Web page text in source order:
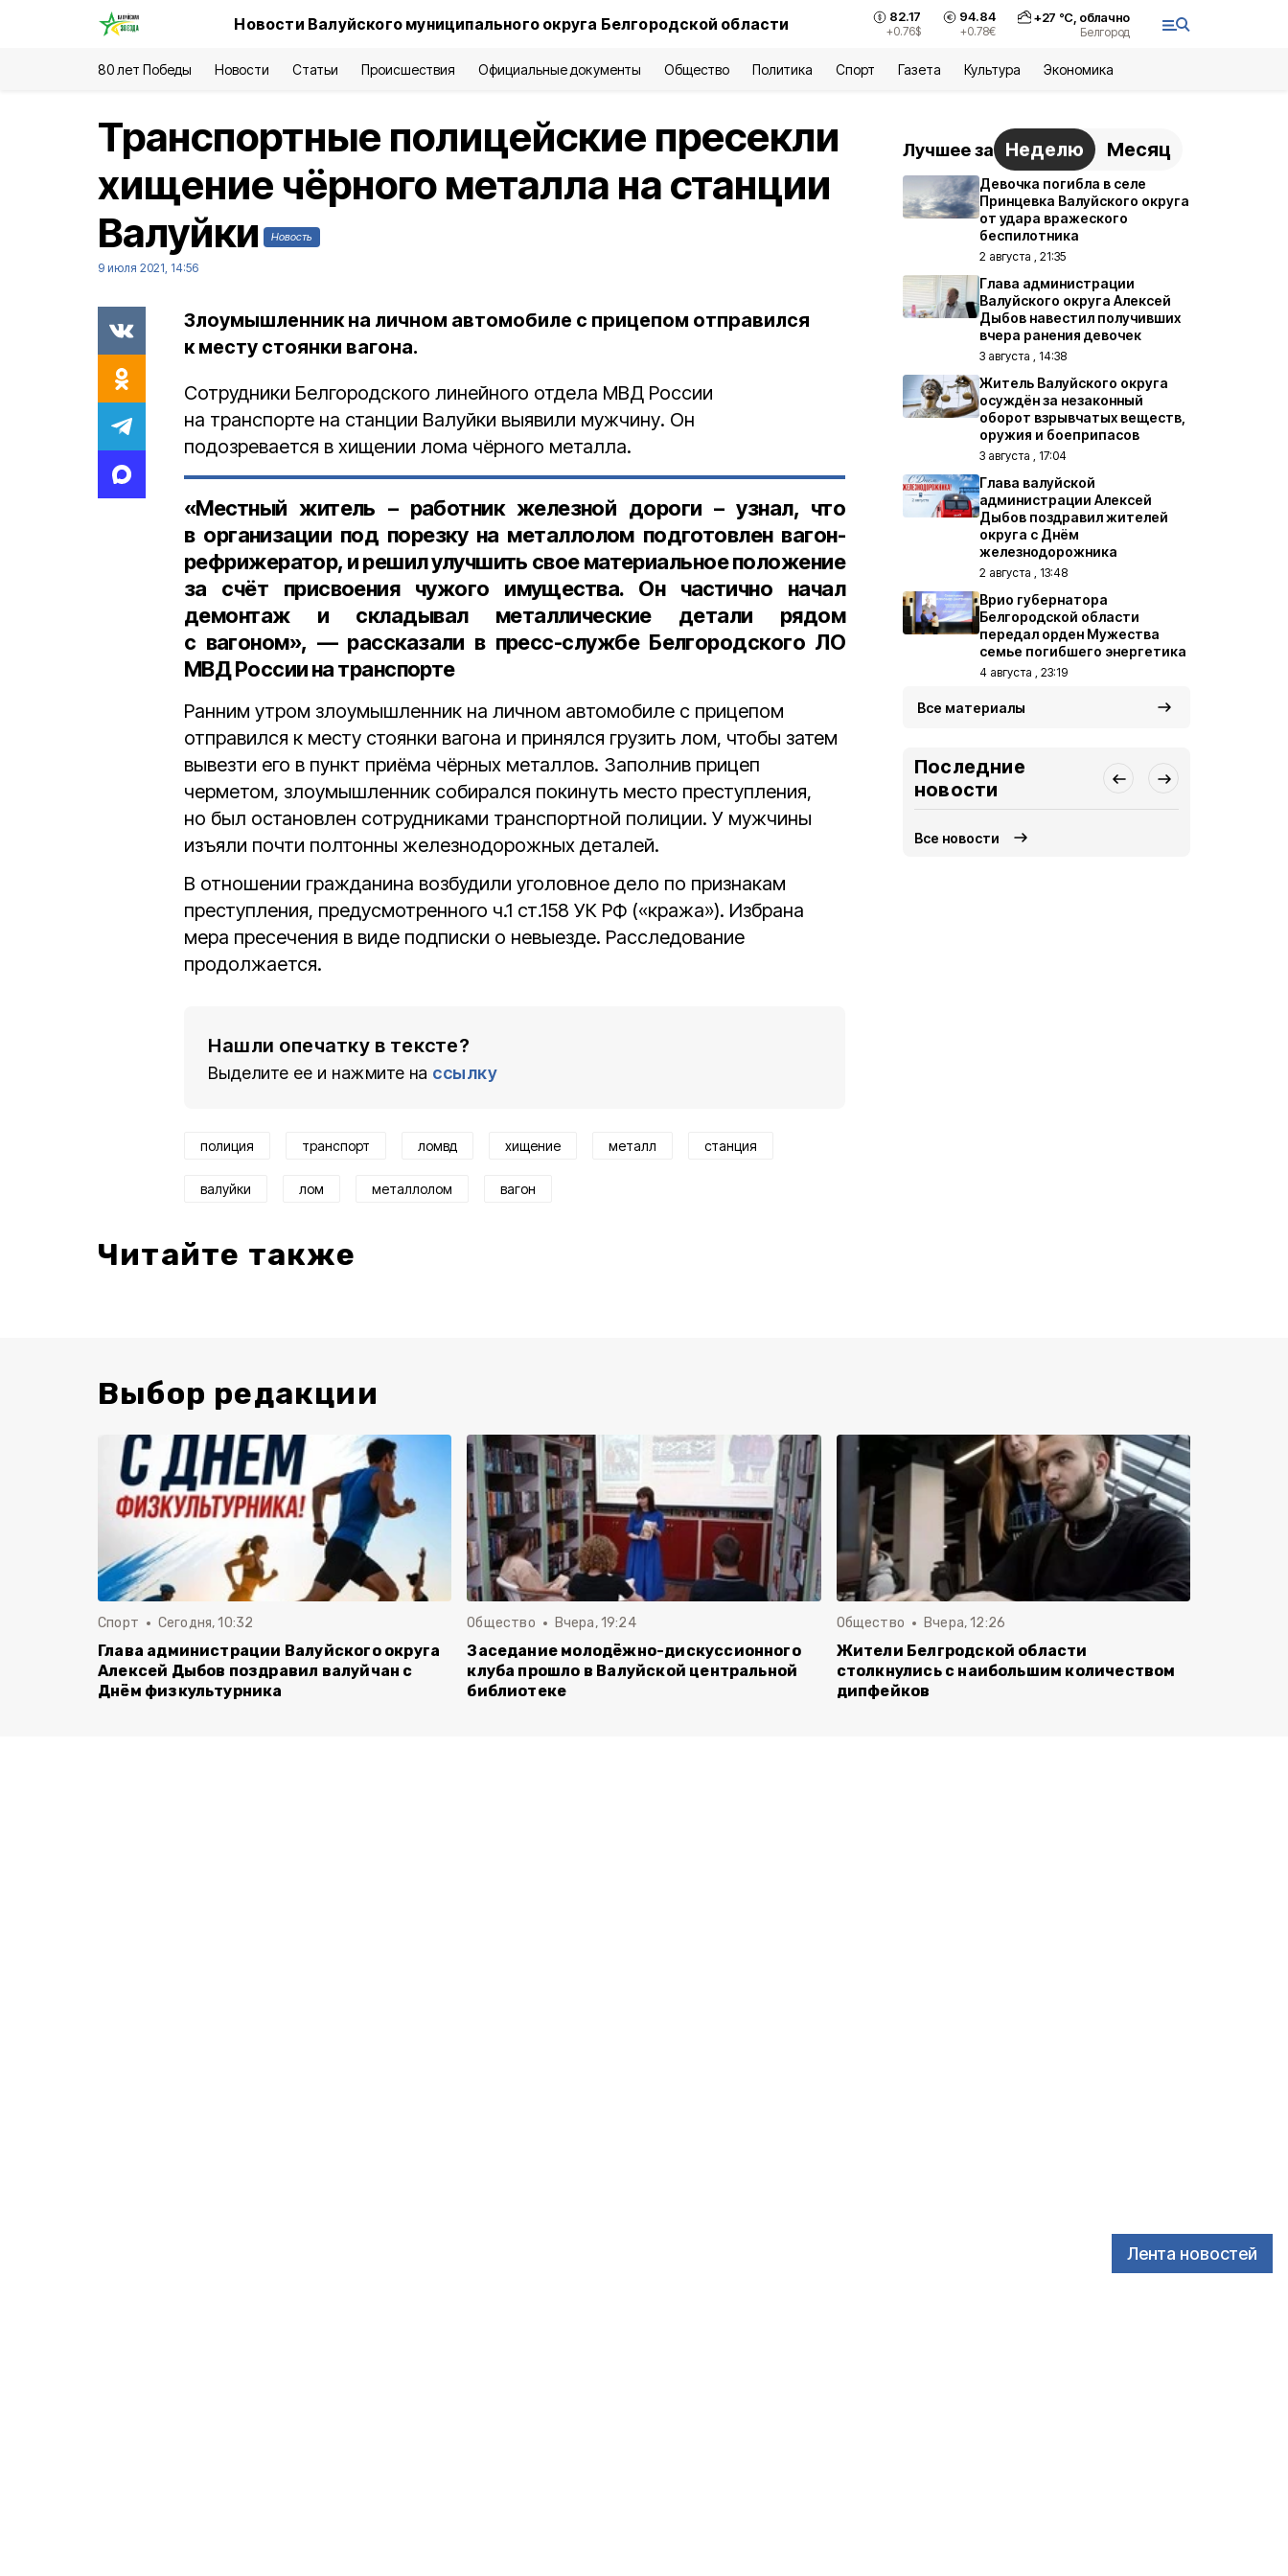
Новости Валуйского муниципального округа Белгородской области 82.17
+0.76$
94.84
+0.78€
+27 °С, облачно
Белгород
80 лет Победы Новости Статьи Происшествия Официальные документы Общество Политика Спорт Газета Культура Экономика
Лента новостей
Транспортные полицейские пресекли
хищение чёрного металла на станции
Валуйки
Новость
9 июля 2021, 14:56
Злоумышленник на личном автомобиле с прицепом отправился
к месту стоянки вагона.
Сотрудники Белгородского линейного отдела МВД России
на транспорте на станции Валуйки выявили мужчину. Он
подозревается в хищении лома чёрного металла.
«Местный житель – работник железной дороги – узнал, что
в организации под порезку на металлолом подготовлен вагон-
рефрижератор, и решил улучшить свое материальное положение
за счёт присвоения чужого имущества. Он частично начал
демонтаж и складывал металлические детали рядом
с вагоном», — рассказали в пресс-службе Белгородского ЛО
МВД России на транспорте
Ранним утром злоумышленник на личном автомобиле с прицепом
отправился к месту стоянки вагона и принялся грузить лом, чтобы затем
вывезти его в пункт приёма чёрных металлов. Заполнив прицеп
черметом, злоумышленник собирался покинуть место преступления,
но был остановлен сотрудниками транспортной полиции. У мужчины
изъяли почти полтонны железнодорожных деталей.
В отношении гражданина возбудили уголовное дело по признакам
преступления, предусмотренного ч.1 ст.158 УК РФ («кража»). Избрана
мера пресечения в виде подписки о невыезде. Расследование
продолжается.
Нашли опечатку в тексте?
Выделите ее и нажмите на ссылку
полиция транспорт ломвд хищение металл станция
валуйки лом металлолом вагон
Читайте также
Лучшее за Неделю Месяц
Девочка погибла в селе
Принцевка Валуйского округа
от удара вражеского
беспилотника
2 августа , 21:35
Глава администрации
Валуйского округа Алексей
Дыбов навестил получивших
вчера ранения девочек
3 августа , 14:38
Житель Валуйского округа
осуждён за незаконный
оборот взрывчатых веществ,
оружия и боеприпасов
3 августа , 17:04
Глава валуйской
администрации Алексей
Дыбов поздравил жителей
округа с Днём
железнодорожника
2 августа , 13:48
Врио губернатора
Белгородской области
передал орден Мужества
семье погибшего энергетика
4 августа , 23:19
Все материалы
Последние
новости
Все новости
Выбор редакции
Спорт Сегодня, 10:32
Глава администрации Валуйского округа
Алексей Дыбов поздравил валуйчан с
Днём физкультурника
Общество Вчера, 19:24
Заседание молодёжно-дискуссионного
клуба прошло в Валуйской центральной
библиотеке
Общество Вчера, 12:26
Жители Белгродской области
столкнулись с наибольшим количеством
дипфейков